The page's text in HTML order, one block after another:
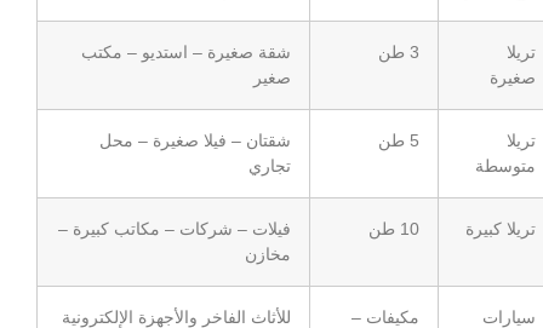
تريلا
صغيرة
3 طن
شقة صغيرة – استديو – مكتب
صغير
تريلا
متوسطة
5 طن
شقتان – فيلا صغيرة – محل
تجاري
تريلا كبيرة 10 طن
فيلات – شركات – مكاتب كبيرة –
مخازن
سيارات
مكيفات –
للأثاث الفاخر والأجهزة الإلكترونية